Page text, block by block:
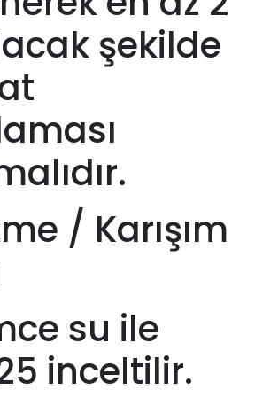
şekilde
/ Karışım
su ile
inceltilir.